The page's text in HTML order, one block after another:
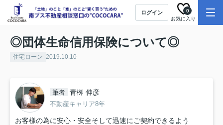
ログイン
お気に入り
0
◎団体生命信用保険について◎
住宅ローン 2019.10.10
筆者 青栁 伸彦
不動産キャリア8年
お客様の為に安心・安全そして迅速にご契約できるよう